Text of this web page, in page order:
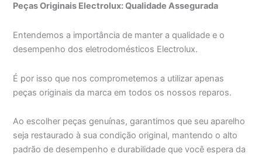
Peças Originais Electrolux: Qualidade Assegurada
Entendemos a importância de manter a qualidade e o
desempenho dos eletrodomésticos Electrolux.
É por isso que nos comprometemos a utilizar apenas
peças originais da marca em todos os nossos reparos.
Ao escolher peças genuínas, garantimos que seu aparelho
seja restaurado à sua condição original, mantendo o alto
padrão de desempenho e durabilidade que você espera da